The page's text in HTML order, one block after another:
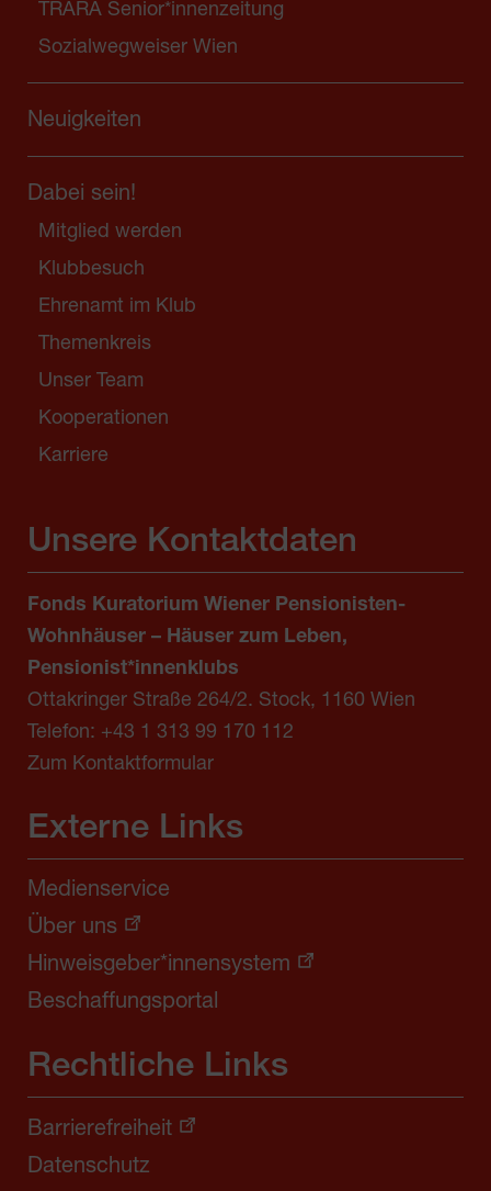
TRARA Senior*innenzeitung
Sozialwegweiser Wien
Neuigkeiten
Dabei sein!
Mitglied werden
Klubbesuch
Ehrenamt im Klub
Themenkreis
Unser Team
Kooperationen
Karriere
Unsere Kontaktdaten
Fonds Kuratorium Wiener Pensionisten-
Wohnhäuser – Häuser zum Leben,
Pensionist*innenklubs
Ottakringer Straße 264/2. Stock, 1160 Wien
Telefon: +43 1 313 99 170 112
Zum Kontaktformular
Externe Links
Medienservice
Über uns
Hinweisgeber*innensystem
Beschaffungsportal
Rechtliche Links
Barrierefreiheit
Datenschutz